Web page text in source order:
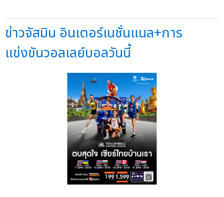
ข่าวจัสมิน อินเตอร์เนชั่นแนล+การ
แข่งขันวอลเลย์บอลวันนี้